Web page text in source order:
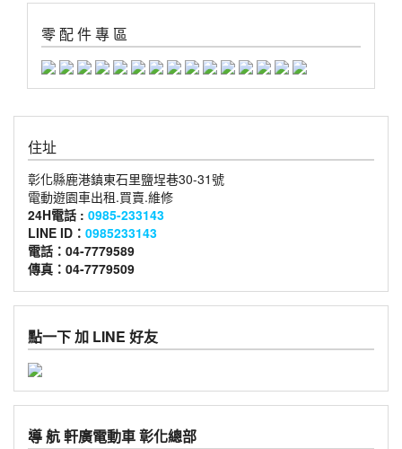
零 配 件 專 區
住址
彰化縣鹿港鎮東石里鹽埕巷30-31號
電動遊園車出租.買賣.維修
24H電話 : 0985-233143
LINE ID： 0985233143
電話：04-7779589
傳真：04-7779509
點一下 加 LINE 好友
導 航 軒廣電動車 彰化總部